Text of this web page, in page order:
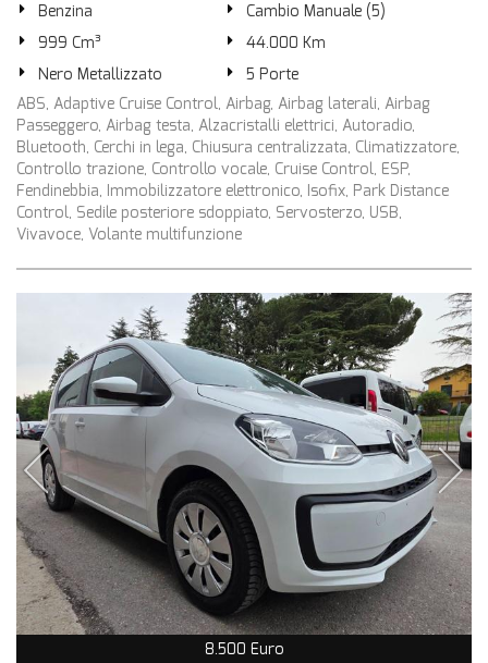
Benzina
Cambio Manuale (5)
999 Cm³
44.000 Km
Nero Metallizzato
5 Porte
ABS, Adaptive Cruise Control, Airbag, Airbag laterali, Airbag
Passeggero, Airbag testa, Alzacristalli elettrici, Autoradio,
Bluetooth, Cerchi in lega, Chiusura centralizzata, Climatizzatore,
Controllo trazione, Controllo vocale, Cruise Control, ESP,
Fendinebbia, Immobilizzatore elettronico, Isofix, Park Distance
Control, Sedile posteriore sdoppiato, Servosterzo, USB,
Vivavoce, Volante multifunzione
8.500 Euro